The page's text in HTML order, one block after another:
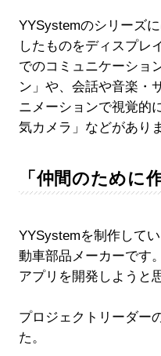
YYSystemのシリーズ
したものをディスプレ
でのコミュニケーショ
ン」や、会話や音楽・
ニメーションで視覚的
気カメラ」などがあり
「仲間のために
YYSystemを制作して
動車部品メーカーです
アプリを開発しようと
プロジェクトリーダー
た。